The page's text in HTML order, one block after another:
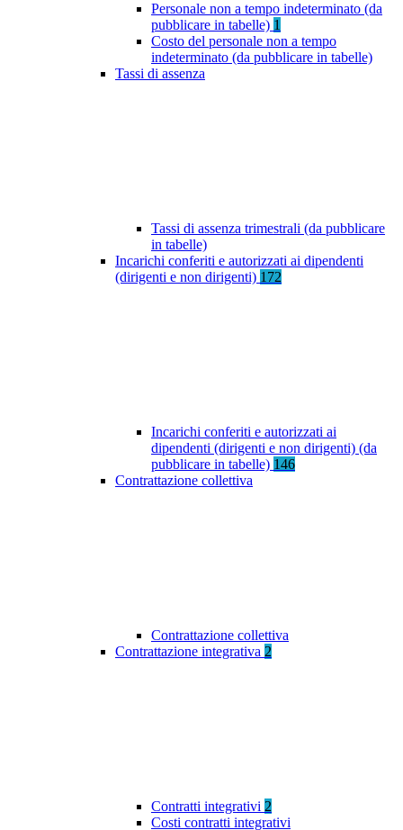
Personale non a tempo indeterminato (da
pubblicare in tabelle) 1
Costo del personale non a tempo
indeterminato (da pubblicare in tabelle)
Tassi di assenza
Tassi di assenza trimestrali (da pubblicare
in tabelle)
Incarichi conferiti e autorizzati ai dipendenti
(dirigenti e non dirigenti) 172
Incarichi conferiti e autorizzati ai
dipendenti (dirigenti e non dirigenti) (da
pubblicare in tabelle) 146
Contrattazione collettiva
Contrattazione collettiva
Contrattazione integrativa 2
Contratti integrativi 2
Costi contratti integrativi